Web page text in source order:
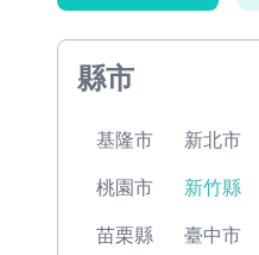
縣市
基隆市 新北市
桃園市 新竹縣
苗栗縣 臺中市